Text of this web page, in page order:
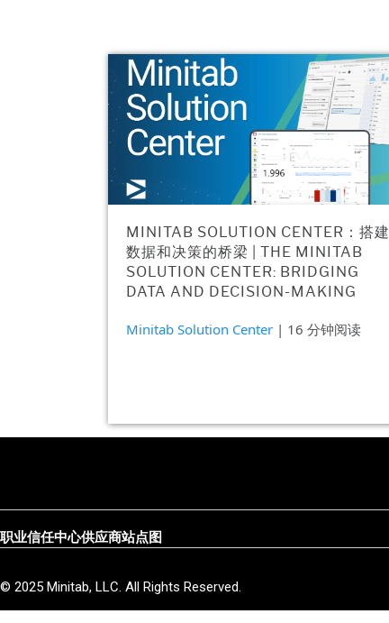
MINITAB SOLUTION CENTER：搭建
数据和决策的桥梁 | THE MINITAB
SOLUTION CENTER: BRIDGING
DATA AND DECISION-MAKING
Minitab Solution Center | 16 分钟阅读
职业信任中心供应商站点图
© 2025 Minitab, LLC. All Rights Reserved.